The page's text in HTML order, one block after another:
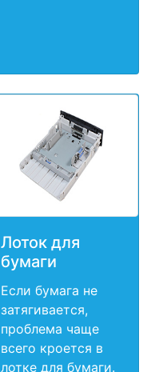
Лоток для
бумаги
Если бумага не
затягивается,
проблема чаще
всего кроется в
лотке для бумаги.